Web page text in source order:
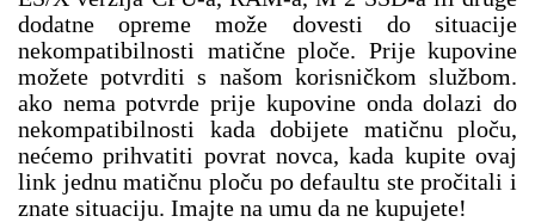
dodatne opreme može dovesti do situacije
nekompatibilnosti matične ploče. Prije kupovine
možete potvrditi s našom korisničkom službom.
ako nema potvrde prije kupovine onda dolazi do
nekompatibilnosti kada dobijete matičnu ploču,
nećemo prihvatiti povrat novca, kada kupite ovaj
link jednu matičnu ploču po defaultu ste pročitali i
znate situaciju. Imajte na umu da ne kupujete!